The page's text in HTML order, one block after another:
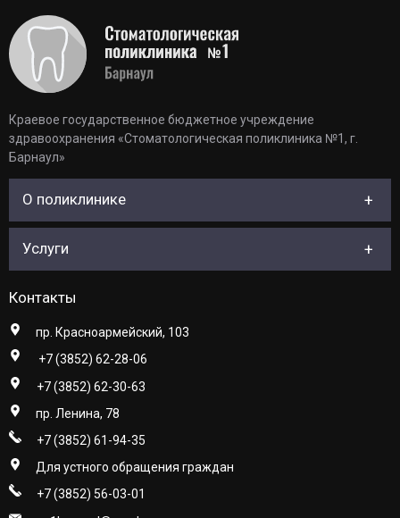
Краевое государственное бюджетное учреждение
здравоохранения «Стоматологическая поликлиника №1, г.
Барнаул»
О поликлинике
Услуги
Контакты
пр. Красноармейский, 103
+7 (3852) 62-28-06
+7 (3852) 62-30-63
пр. Ленина, 78
+7 (3852) 61-94-35
Для устного обращения граждан
+7 (3852) 56-03-01